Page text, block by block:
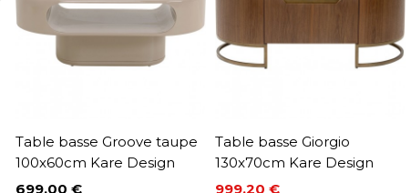
Table basse Groove taupe
100x60cm Kare Design
699,00 €
Table basse Giorgio
130x70cm Kare Design
999,20 €